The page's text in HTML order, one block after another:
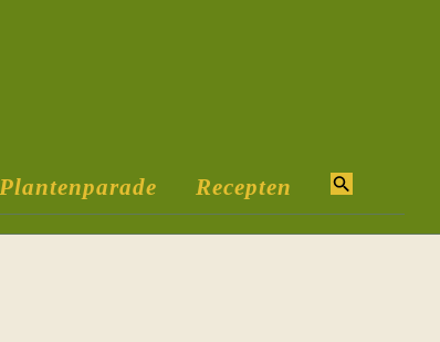
Plantenparade Recepten